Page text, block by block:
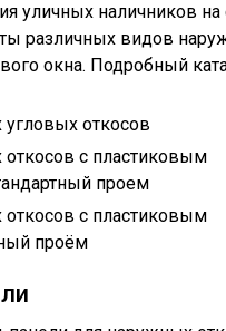
уличных наличников на
различных видов
окна. Подробный
откосов
с пластиковым
проем
с пластиковым
проём